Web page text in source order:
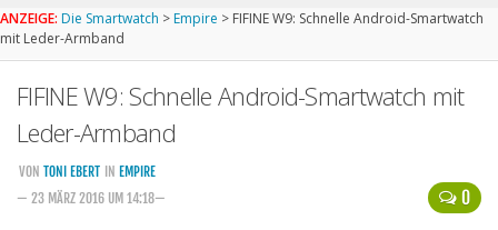
Startseite
Kommende Smartwatches
Handytarife
ANZEIGE: Die Smartwatch >Empire > FIFINE W9: Schnelle Android-Smartwatch
mit Leder-Armband
FIFINE W9: Schnelle Android-Smartwatch mit
Leder-Armband
0
VON TONI EBERT IN EMPIRE
— 23 MÄRZ 2016 UM 14:18—